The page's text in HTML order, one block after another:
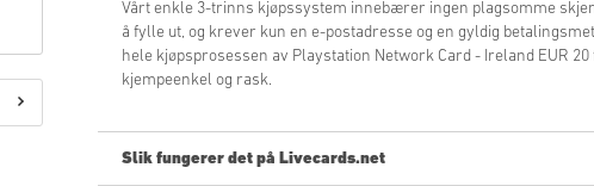
Vårt enkle 3-trinns kjøpssystem innebærer ingen plagsomme
å fylle ut, og krever kun en e-postadresse og en gyldig
hele kjøpsprosessen av Playstation Network Card - Ireland EUR
kjempeenkel og rask.
Slik fungerer det på Livecards.net